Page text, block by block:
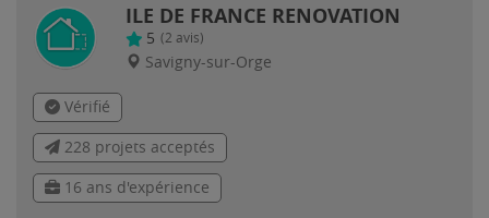
ILE DE FRANCE RENOVATION
5 (2 avis)
Savigny-sur-Orge
Vérifié
228 projets acceptés
16 ans d'expérience